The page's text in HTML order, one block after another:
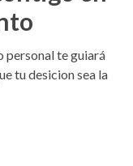
personal te guiará
tu desicion sea la